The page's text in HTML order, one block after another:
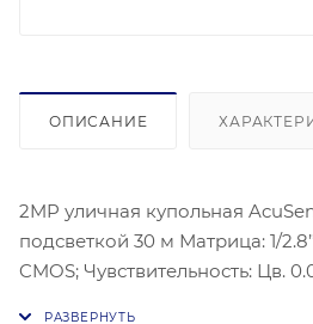
ОПИСАНИЕ
2MP уличная купольная
подсветкой 30 м Матрица: 1/
CMOS; Чувствительность: Цв.